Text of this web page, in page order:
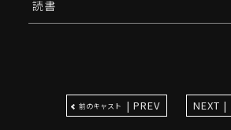
読書
前のキャスト | PREV NEXT |